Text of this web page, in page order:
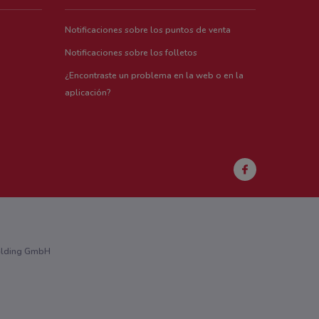
Notificaciones sobre los puntos de venta
Notificaciones sobre los folletos
¿Encontraste un problema en la web o en la
aplicación?
GmbH